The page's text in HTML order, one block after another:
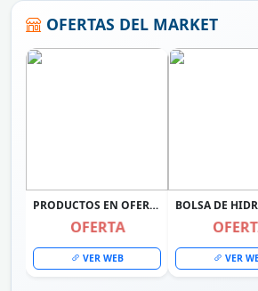
OFERTAS DEL MARKET
PRODUCTOS EN OFERTA
OFERTA
VER WEB VER